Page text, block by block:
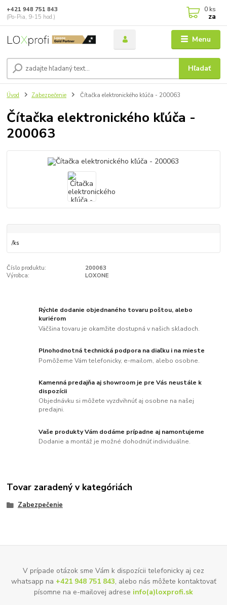
Menu
Hľadať
+421 948 751 843
(Po-Pia, 9-15 hod.)
0 ks
za
Úvod Zabezpečenie Čítačka elektronického kľúča - 200063
Čítačka elektronického kľúča -
200063
/ks
Číslo produktu:
200063
Výrobca:
LOXONE
Rýchle dodanie objednaného tovaru poštou, alebo
kuriérom
Väčšina tovaru je okamžite dostupná v našich skladoch.
Plnohodnotná technická podpora na diaľku i na mieste
Pomôžeme Vám telefonicky, e-mailom, alebo osobne.
Kamenná predajňa aj showroom je pre Vás neustále k
dispozícii
Objednávku si môžete vyzdvihnúť aj osobne na našej
predajni.
Vaše produkty Vám dodáme prípadne aj namontujeme
Dodanie a montáž je možné dohodnúť individuálne.
Tovar zaradený v kategóriách
Zabezpečenie
V prípade otázok sme Vám k dispozícii telefonicky aj cez
whatsapp na +421 948 751 843, alebo nás môžete kontaktovať
písomne na e-mailovej adrese info(a)loxprofi.sk